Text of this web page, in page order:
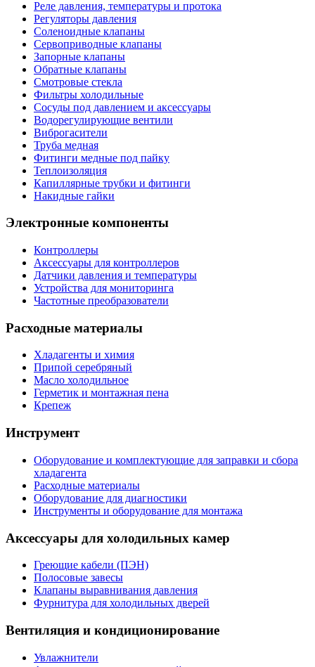
Реле давления, температуры и протока
Регуляторы давления
Соленоидные клапаны
Сервоприводные клапаны
Запорные клапаны
Обратные клапаны
Смотровые стекла
Фильтры холодильные
Сосуды под давлением и аксессуары
Водорегулирующие вентили
Виброгасители
Труба медная
Фитинги медные под пайку
Теплоизоляция
Капиллярные трубки и фитинги
Накидные гайки
Электронные компоненты
Контроллеры
Аксессуары для контроллеров
Датчики давления и температуры
Устройства для мониторинга
Частотные преобразователи
Расходные материалы
Хладагенты и химия
Припой серебряный
Масло холодильное
Герметик и монтажная пена
Крепеж
Инструмент
Оборудование и комплектующие для заправки и сбора
хладагента
Расходные материалы
Оборудование для диагностики
Инструменты и оборудование для монтажа
Аксессуары для холодильных камер
Греющие кабели (ПЭН)
Полосовые завесы
Клапаны выравнивания давления
Фурнитура для холодильных дверей
Вентиляция и кондиционирование
Увлажнители